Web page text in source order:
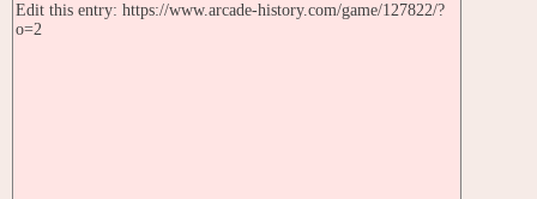
Edit this entry: https://www.arcade-history.com/game/127822/?
o=2